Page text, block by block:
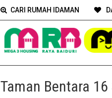
CARI RUMAH IDAMAN
Taman Bentara